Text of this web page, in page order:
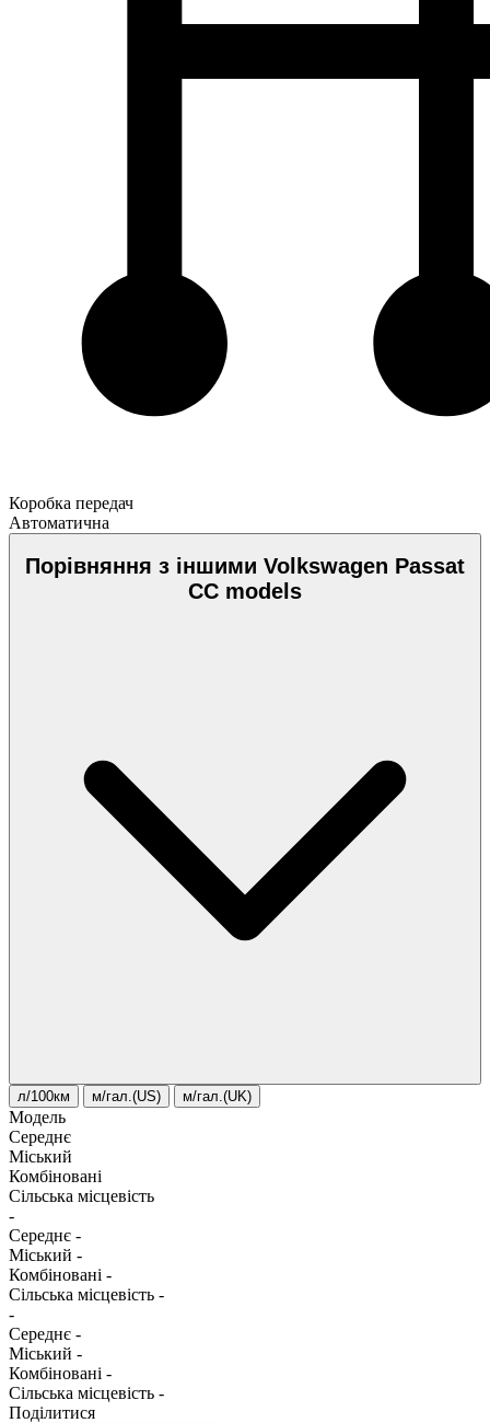
Коробка передач
Автоматична
Порівняння з іншими Volkswagen Passat
CC models
л/100км м/гал.(US) м/гал.(UK)
Модель
Середнє
Міський
Комбіновані
Сільська місцевість
-
Середнє -
Міський -
Комбіновані -
Сільська місцевість -
-
Середнє -
Міський -
Комбіновані -
Сільська місцевість -
Поділитися